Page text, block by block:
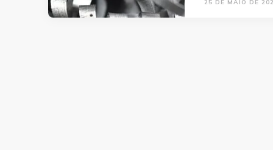
25 DE MAIO DE